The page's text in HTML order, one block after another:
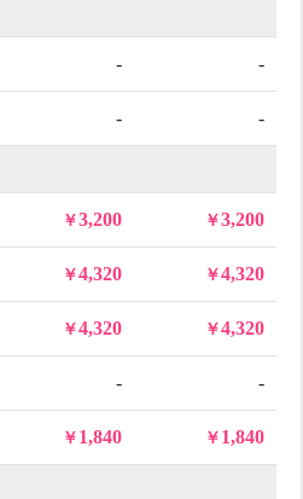
- -
- -
3,200 3,200
4,320 4,320
4,320 4,320
- -
1,840 1,840